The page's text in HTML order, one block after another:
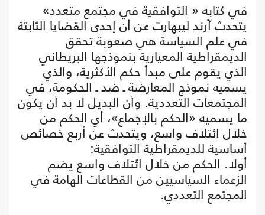
في كتابه « التوافقية في مجتمع متعدد»
يتحدث آرند ليبهارت عن أن إحدى القضايا الثابتة
في علم السياسة هي صعوبة تحقق
الديمقراطية المعيارية بنموذجها البريطاني
الذي يقوم على مبدأ حكم الأكثرية، والذي
يسميه نموذج المعارضة ـ ضد ـ الحكومة، في
المجتمعات التعددية. وأن البديل لا بد أن يكون
ما يسميه «الحكم بالإجماع»، أي الحكم من
خلال ائتلاف واسع، ويتحدث عن أربع خصائص
أساسية للديمقراطية التوافقية:
أولا. الحكم من خلال ائتلاف واسع يضم
الزعماء السياسيين من القطاعات الهامة في
المجتمع التعددي.